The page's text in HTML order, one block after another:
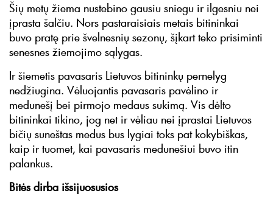
Šių metų žiema nustebino gausiu sniegu ir ilgesniu nei
įprasta šalčiu. Nors pastaraisiais metais bitininkai
buvo pratę prie švelnesnių sezonų, šįkart teko prisiminti
senesnes žiemojimo sąlygas.
Ir šiemetis pavasaris Lietuvos bitininkų pernelyg
nedžiugina. Vėluojantis pavasaris pavėlino ir
medunešį bei pirmojo medaus sukimą. Vis dėlto
bitininkai tikino, jog net ir vėliau nei įprastai Lietuvos
bičių suneštas medus bus lygiai toks pat kokybiškas,
kaip ir tuomet, kai pavasaris medunešiui buvo itin
palankus.
Bitės dirba išsijuosusios